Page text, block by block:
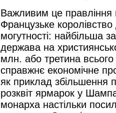
Важливим це правління
Французьке
могутності: найбільша
держава на
млн. або третина всього
справжнє економічне
як приклад збільшення
розквіт ярмарок у
монарха настільки